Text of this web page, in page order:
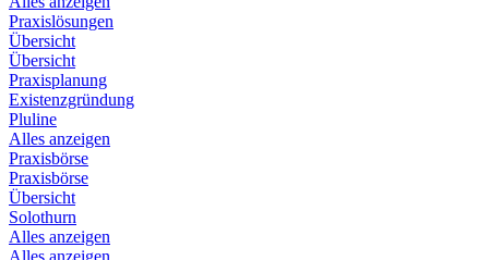
Praxislösungen
Übersicht
Übersicht
Praxisplanung
Existenzgründung
Pluline
Alles anzeigen
Praxisbörse
Praxisbörse
Übersicht
Solothurn
Alles anzeigen
Alles anzeigen